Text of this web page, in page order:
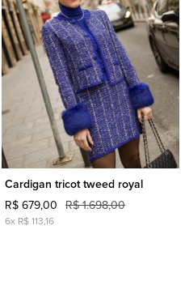
Cardigan tricot tweed royal
R$ 679,00 R$ 1.698,00
6x R$ 113,16